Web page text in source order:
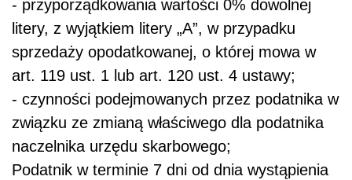
- przyporządkowania wartości 0% dowolnej
litery, z wyjątkiem litery „A”, w przypadku
sprzedaży opodatkowanej, o której mowa w
art. 119 ust. 1 lub art. 120 ust. 4 ustawy;
- czynności podejmowanych przez podatnika w
związku ze zmianą właściwego dla podatnika
naczelnika urzędu skarbowego;
Podatnik w terminie 7 dni od dnia wystąpienia